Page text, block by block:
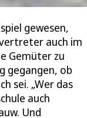
gewesen,
auch im
Gemüter zu
gegangen, ob
sei. „Wer das
auch
Und